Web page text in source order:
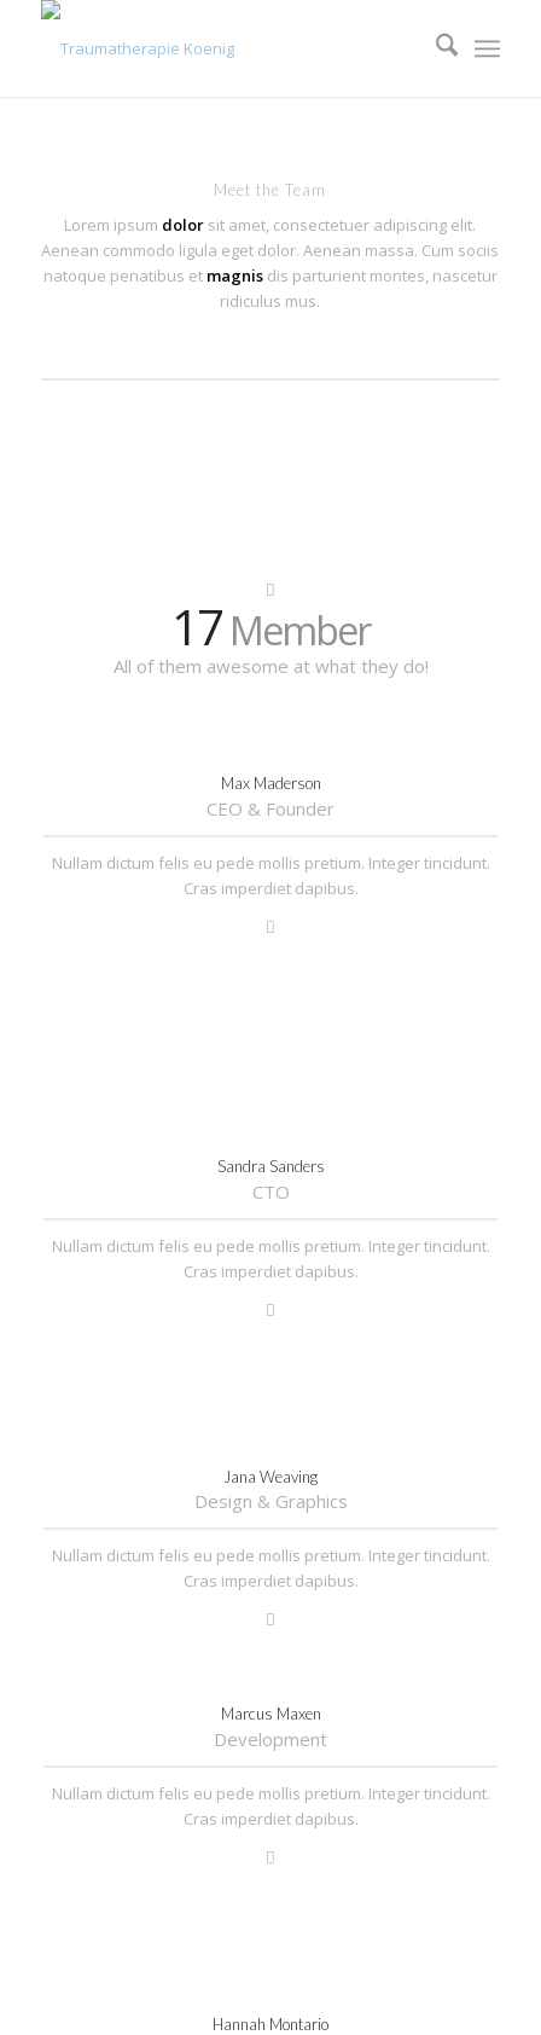
Meet the Team
Lorem ipsum dolor sit amet, consectetuer adipiscing elit.
Aenean commodo ligula eget dolor. Aenean massa. Cum sociis
natoque penatibus et magnisdis parturient montes, nascetur
ridiculus mus.
17 Member
All of them awesome at what they do!
Max Maderson
CEO & Founder
Nullam dictum felis eu pede mollis pretium. Integer tincidunt.
Cras imperdiet dapibus.
Sandra Sanders
CTO
Nullam dictum felis eu pede mollis pretium. Integer tincidunt.
Cras imperdiet dapibus.
Jana Weaving
Design & Graphics
Nullam dictum felis eu pede mollis pretium. Integer tincidunt.
Cras imperdiet dapibus.
Marcus Maxen
Development
Nullam dictum felis eu pede mollis pretium. Integer tincidunt.
Cras imperdiet dapibus.
Hannah Montario